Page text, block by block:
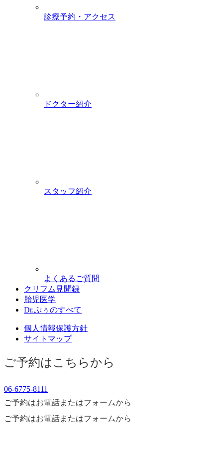
診療予約・アクセス
ドクター紹介
スタッフ紹介
よくあるご質問
クリフム見聞録
胎児医学
Dr.ぷぅのすべて
個人情報保護方針
サイトマップ
ご予約はこちらから
06-6775-8111
ご予約はお電話またはフォームから
ご予約はお電話またはフォームから